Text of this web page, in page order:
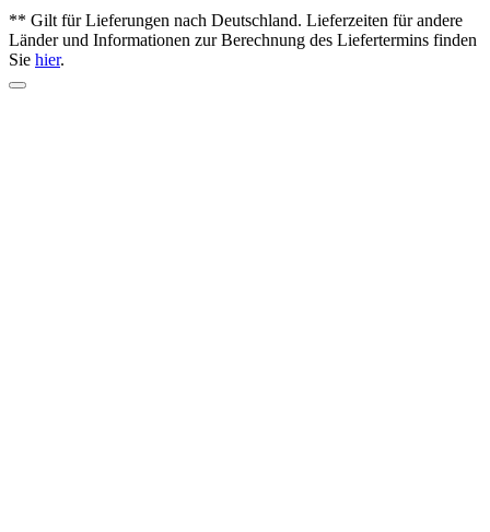
** Gilt für Lieferungen nach Deutschland. Lieferzeiten für andere
Länder und Informationen zur Berechnung des Liefertermins finden
Sie hier.